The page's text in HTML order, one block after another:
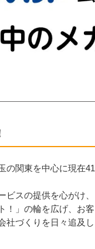
の関東を中心に現在41
ビスの提供を心がけ、
！」の輪を広げ、お客
社づくりを日々追及し